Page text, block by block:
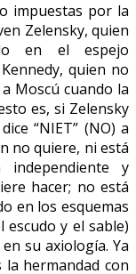
impuestas por la
Zelensky, quien
en el espejo
quien no
Moscú cuando la
es, si Zelensky
“NIET” (NO) a
no quiere, ni está
y
hacer; no está
en los esquemas
escudo y el sable)
su axiología. Ya
hermandad con